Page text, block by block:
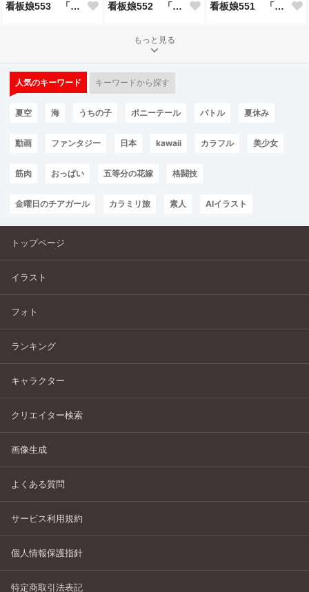
看板娘553 「ルゥ・シャイニーのよもやま話」 看板娘552 「銀由衣」 看板娘551 「緋山芳華のよもやま話」
もっと見る
人気のキーワード キーワードから探す
夏空 海 うちの子 ポニーテール バトル 夏休み
動画 ファンタジー 日本 kawaii カラフル 美少女
筋肉 おっぱい 五等分の花嫁 格闘技
金曜日のチアガール カラミリ旅 素人 AIイラスト
トップページ
イラスト
フォト
ランキング
キャラクター
クリエイター検索
画像生成
よくある質問
サービス利用規約
個人情報保護指針
特定商取引法表記